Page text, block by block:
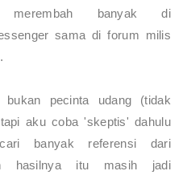
merembah banyak di
sama di forum milis
bukan pecinta udang (tidak
aku coba 'skeptis' dahulu
banyak referensi dari
hasilnya itu masih jadi